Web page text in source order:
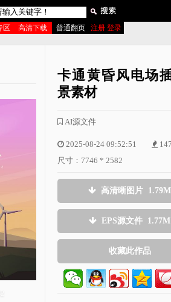
区 高清下载 注册 登录
普通翻页
卡通黄昏风电场
景素材
AI源文件
2025-08-24 09:52:51
147
尺寸：7746 * 2582
高清晰图片 1.79M
EPS源文件 1.77M
收藏此作品